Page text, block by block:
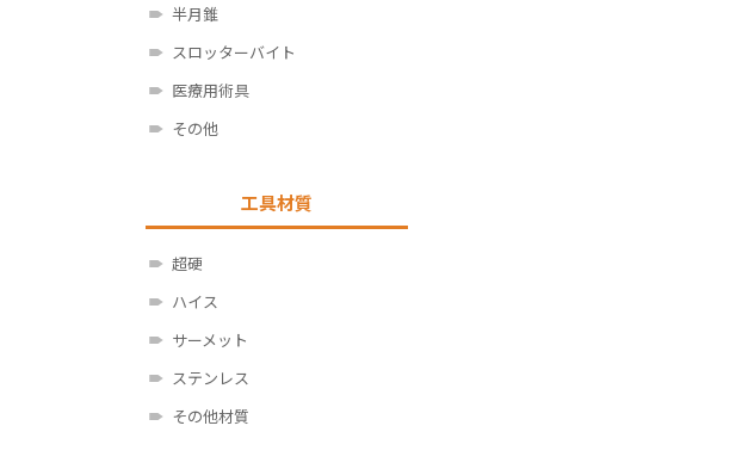
半月錐
スロッターバイト
医療用術具
その他
工具材質
超硬
ハイス
サーメット
ステンレス
その他材質